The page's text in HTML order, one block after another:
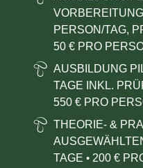
PERSON/TAG,
50 € PRO
AUSBILDUNG
TAGE INKL.
550 € PRO
THEORIE- &
TAGE• 200 €